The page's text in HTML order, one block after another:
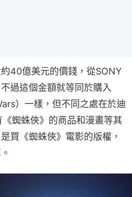
40億美元的價錢，從SONY
過這個金額就等同於購入
）一樣，但不同之處在於迪
蜘蛛俠》的商品和漫畫等其
買《蜘蛛俠》電影的版權，